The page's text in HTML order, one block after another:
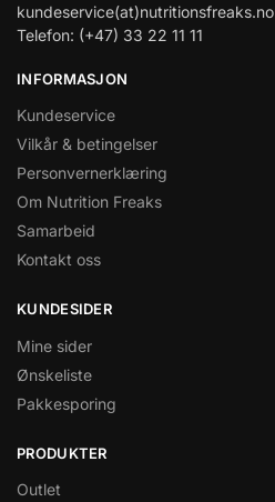
kundeservice(at)nutritionsfreaks.no
Telefon: (+47) 33 22 11 11
INFORMASJON
Kundeservice
Vilkår & betingelser
Personvernerklæring
Om Nutrition Freaks
Samarbeid
Kontakt oss
KUNDESIDER
Mine sider
Ønskeliste
Pakkesporing
PRODUKTER
Outlet